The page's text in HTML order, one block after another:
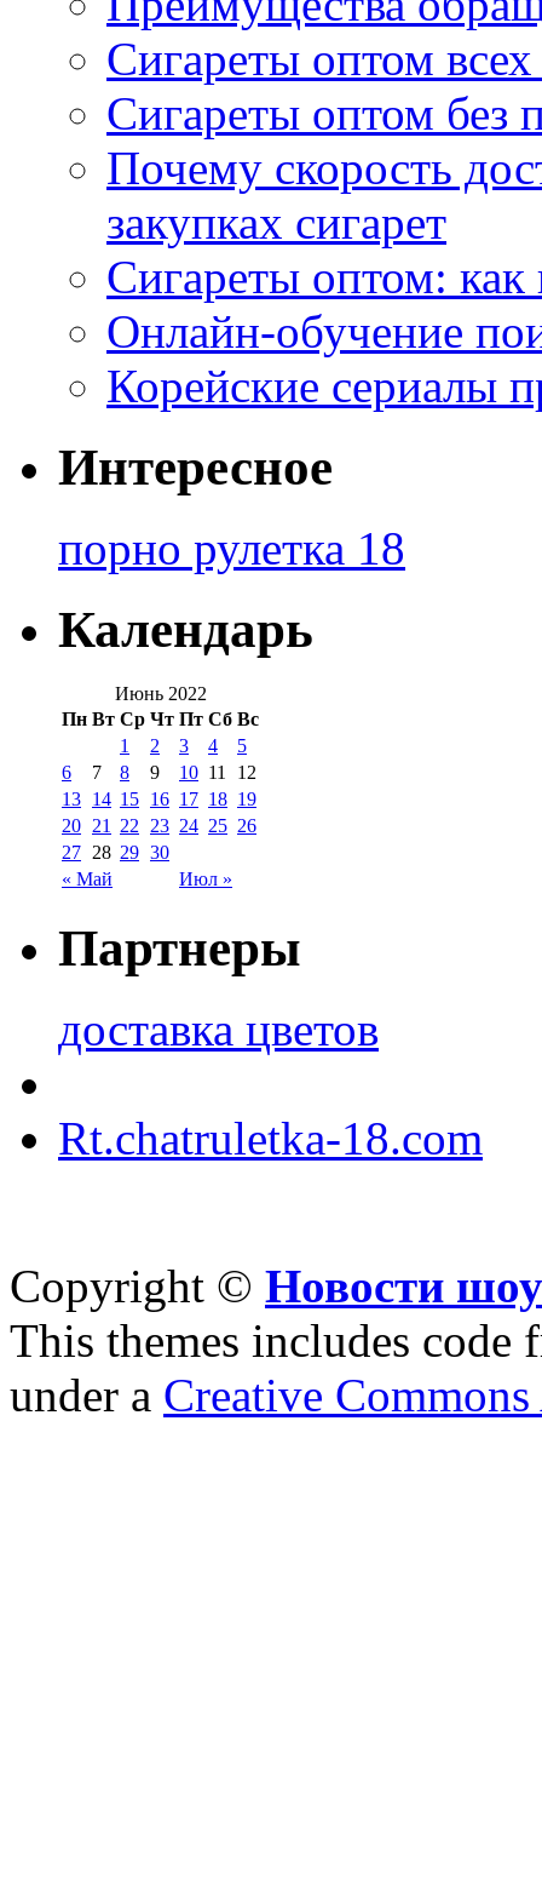
Сигареты оптом
Сигареты оптом без
Почему скорость
закупках сигарет
Сигареты оптом:
Онлайн-обучение
Корейские сериалы
Интересное
порно рулетка 18
Календарь
Июнь 2022
Пн Вт Ср Чт Пт Сб Вс
« Май Июл »
1 2 3 4
5
6
7 8 9 10 11
12
13 14 15 16 17 18 19
20 21 22 23 24 25 26
27 28 29 30
Партнеры
доставка цветов
Rt.chatruletka-18.com
Copyright © Новости
This themes includes code
under a Creative